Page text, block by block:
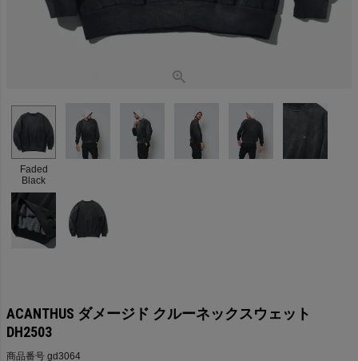
Faded
Black
ACANTHUS ダメージド クルーネックスウェット
DH2503
商品番号 gd3064